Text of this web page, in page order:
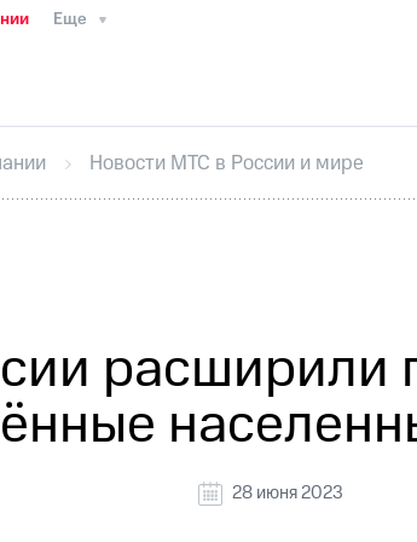
Еще
ИнтервьюФинансовая
секретарьРаскрытие
кабинет акционераАкционерный
Новости МТС в России и мире
расширили
28 июня 2023